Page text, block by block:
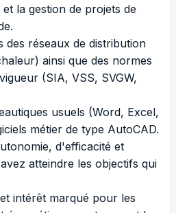
la gestion de projets de
des réseaux de distribution
ainsi que des normes
(SIA, VSS, SVGW,
usuels (Word, Excel,
métier de type AutoCAD.
d'efficacité et
atteindre les objectifs qui
intérêt marqué pour les